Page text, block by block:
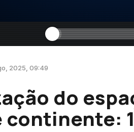
2025, 09:49
do
continente: